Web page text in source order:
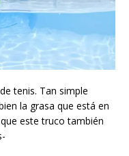
tenis. Tan simple
la grasa que está en
este truco también